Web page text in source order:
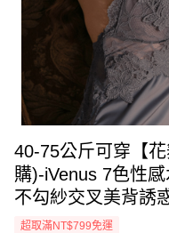
40-75公斤可穿【
購)-iVenus 7色性
不勾紗交叉美背誘
M/L/XL /XXL玩美
超取滿NT$799免運